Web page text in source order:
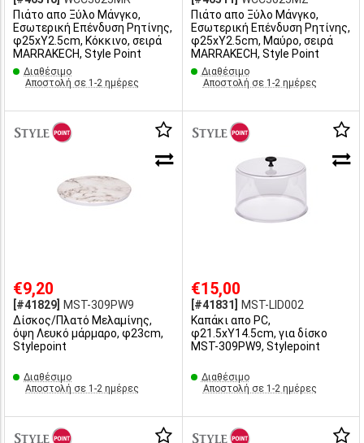
Πιάτο απο Ξύλο Μάνγκο,
Εσωτερική Επένδυση Ρητίνης,
φ25xΥ2.5cm, Κόκκινο, σειρά
MARRAKECH, Style Point
Διαθέσιμο
Αποστολή σε 1-2 ημέρες
Πιάτο απο Ξύλο Μάνγκο,
Εσωτερική Επένδυση Ρητίνης,
φ25xΥ2.5cm, Μαύρο, σειρά
MARRAKECH, Style Point
Διαθέσιμο
Αποστολή σε 1-2 ημέρες
€9,20
[#41829]
MST-309PW9
Δίσκος/Πλατό Μελαμίνης,
όψη Λευκό μάρμαρο, φ23cm,
Stylepoint
Διαθέσιμο
Αποστολή σε 1-2 ημέρες
€15,00
[#41831]
MST-LID002
Καπάκι απο PC,
φ21.5xΥ14.5cm, για δίσκο
MST-309PW9, Stylepoint
Διαθέσιμο
Αποστολή σε 1-2 ημέρες